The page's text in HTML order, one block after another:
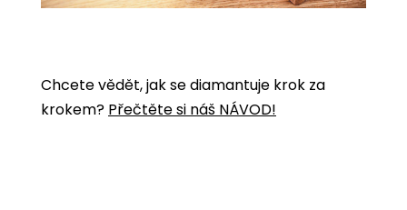
Chcete vědět, jak se diamantuje krok za
krokem? Přečtěte si náš NÁVOD!